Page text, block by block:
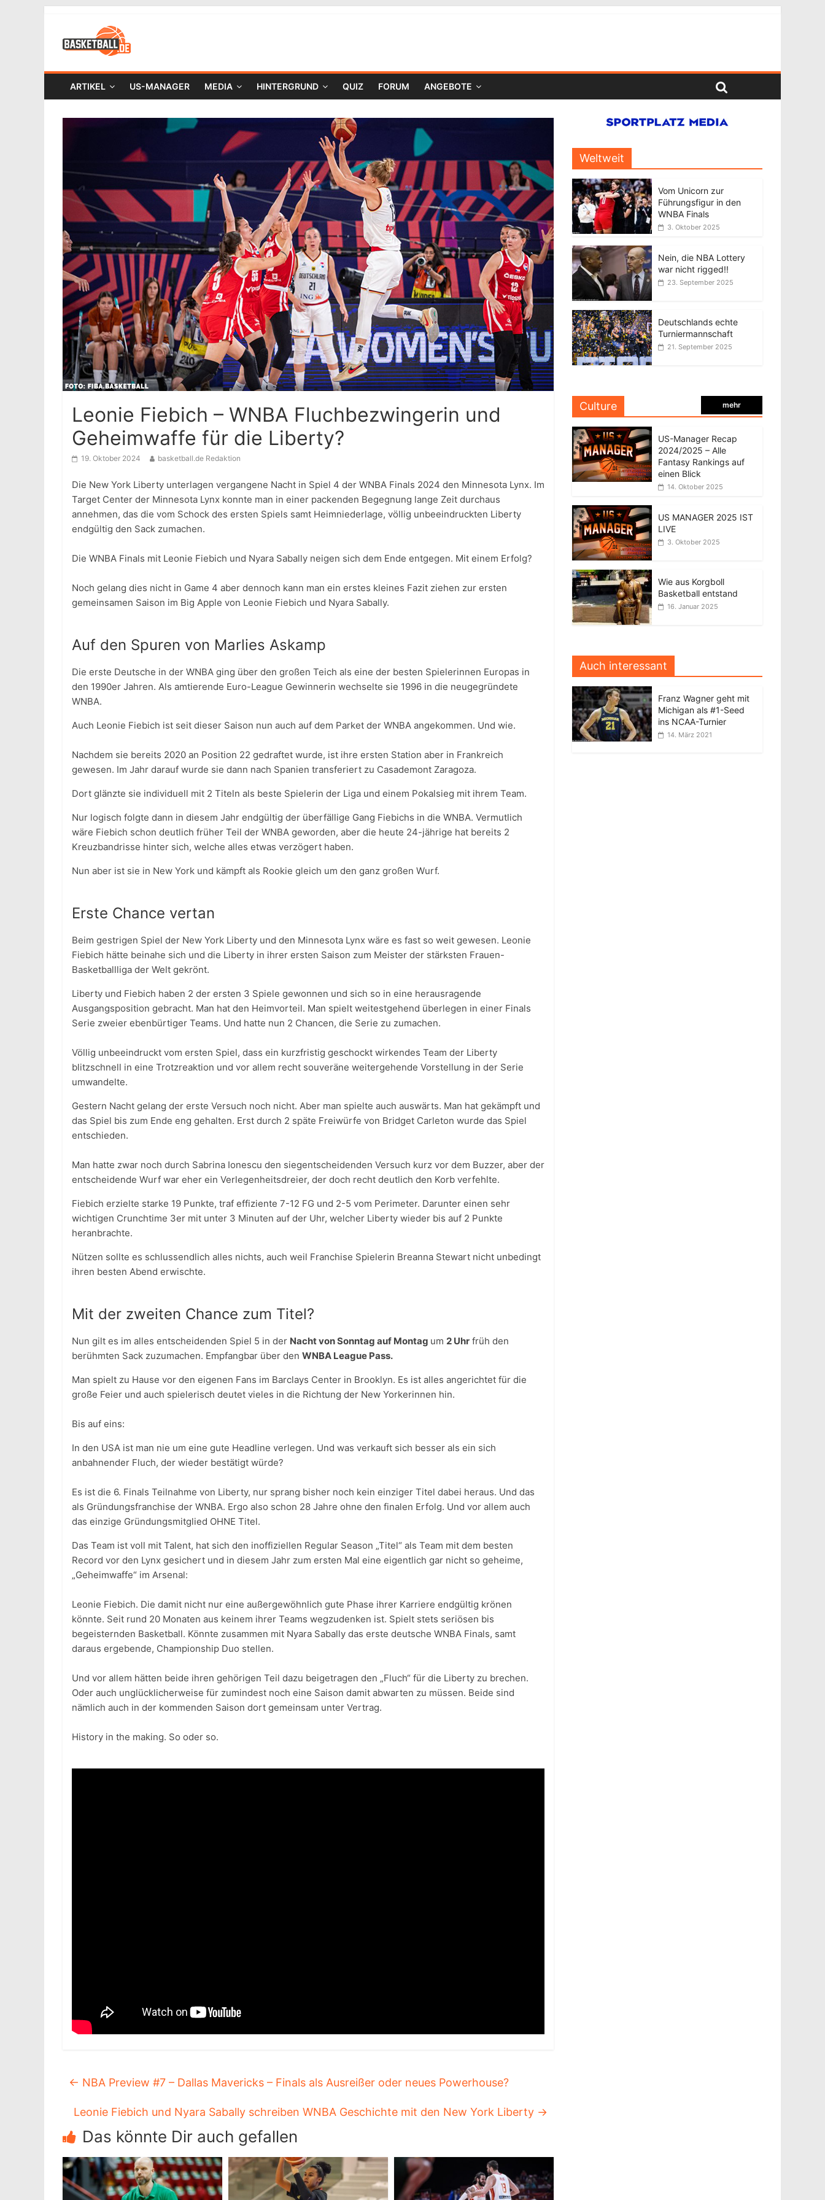
ARTIKEL US-MANAGER MEDIA HINTERGRUND QUIZ FORUM ANGEBOTE
Leonie Fiebich – WNBA Fluchbezwingerin und
Geheimwaffe für die Liberty?
19. Oktober 2024 basketball.de Redaktion
Die New York Liberty unterlagen vergangene Nacht in Spiel 4 der WNBA Finals 2024 den Minnesota Lynx. Im
Target Center der Minnesota Lynx konnte man in einer packenden Begegnung lange Zeit durchaus
annehmen, das die vom Schock des ersten Spiels samt Heimniederlage, völlig unbeeindruckten Liberty
endgültig den Sack zumachen.
Die WNBA Finals mit Leonie Fiebich und Nyara Sabally neigen sich dem Ende entgegen. Mit einem Erfolg?
Noch gelang dies nicht in Game 4 aber dennoch kann man ein erstes kleines Fazit ziehen zur ersten
gemeinsamen Saison im Big Apple von Leonie Fiebich und Nyara Sabally.
Auf den Spuren von Marlies Askamp
Die erste Deutsche in der WNBA ging über den großen Teich als eine der besten Spielerinnen Europas in
den 1990er Jahren. Als amtierende Euro-League Gewinnerin wechselte sie 1996 in die neugegründete
WNBA.
Auch Leonie Fiebich ist seit dieser Saison nun auch auf dem Parket der WNBA angekommen. Und wie.
Nachdem sie bereits 2020 an Position 22 gedraftet wurde, ist ihre ersten Station aber in Frankreich
gewesen. Im Jahr darauf wurde sie dann nach Spanien transferiert zu Casademont Zaragoza.
Dort glänzte sie individuell mit 2 Titeln als beste Spielerin der Liga und einem Pokalsieg mit ihrem Team.
Nur logisch folgte dann in diesem Jahr endgültig der überfällige Gang Fiebichs in die WNBA. Vermutlich
wäre Fiebich schon deutlich früher Teil der WNBA geworden, aber die heute 24-jährige hat bereits 2
Kreuzbandrisse hinter sich, welche alles etwas verzögert haben.
Nun aber ist sie in New York und kämpft als Rookie gleich um den ganz großen Wurf.
Erste Chance vertan
Beim gestrigen Spiel der New York Liberty und den Minnesota Lynx wäre es fast so weit gewesen. Leonie
Fiebich hätte beinahe sich und die Liberty in ihrer ersten Saison zum Meister der stärksten Frauen-
Basketballliga der Welt gekrönt.
Liberty und Fiebich haben 2 der ersten 3 Spiele gewonnen und sich so in eine herausragende
Ausgangsposition gebracht. Man hat den Heimvorteil. Man spielt weitestgehend überlegen in einer Finals
Serie zweier ebenbürtiger Teams. Und hatte nun 2 Chancen, die Serie zu zumachen.
Völlig unbeeindruckt vom ersten Spiel, dass ein kurzfristig geschockt wirkendes Team der Liberty
blitzschnell in eine Trotzreaktion und vor allem recht souveräne weitergehende Vorstellung in der Serie
umwandelte.
Gestern Nacht gelang der erste Versuch noch nicht. Aber man spielte auch auswärts. Man hat gekämpft und
das Spiel bis zum Ende eng gehalten. Erst durch 2 späte Freiwürfe von Bridget Carleton wurde das Spiel
entschieden.
Man hatte zwar noch durch Sabrina Ionescu den siegentscheidenden Versuch kurz vor dem Buzzer, aber der
entscheidende Wurf war eher ein Verlegenheitsdreier, der doch recht deutlich den Korb verfehlte.
Fiebich erzielte starke 19 Punkte, traf effiziente 7-12 FG und 2-5 vom Perimeter. Darunter einen sehr
wichtigen Crunchtime 3er mit unter 3 Minuten auf der Uhr, welcher Liberty wieder bis auf 2 Punkte
heranbrachte.
Nützen sollte es schlussendlich alles nichts, auch weil Franchise Spielerin Breanna Stewart nicht unbedingt
ihren besten Abend erwischte.
Mit der zweiten Chance zum Titel?
Nun gilt es im alles entscheidenden Spiel 5 in der Nacht von Sonntag auf Montag um 2 Uhr früh den
berühmten Sack zuzumachen. Empfangbar über den WNBA League Pass.
Man spielt zu Hause vor den eigenen Fans im Barclays Center in Brooklyn. Es ist alles angerichtet für die
große Feier und auch spielerisch deutet vieles in die Richtung der New Yorkerinnen hin.
Bis auf eins:
In den USA ist man nie um eine gute Headline verlegen. Und was verkauft sich besser als ein sich
anbahnender Fluch, der wieder bestätigt würde?
Es ist die 6. Finals Teilnahme von Liberty, nur sprang bisher noch kein einziger Titel dabei heraus. Und das
als Gründungsfranchise der WNBA. Ergo also schon 28 Jahre ohne den finalen Erfolg. Und vor allem auch
das einzige Gründungsmitglied OHNE Titel.
Das Team ist voll mit Talent, hat sich den inoffiziellen Regular Season „Titel“ als Team mit dem besten
Record vor den Lynx gesichert und in diesem Jahr zum ersten Mal eine eigentlich gar nicht so geheime,
„Geheimwaffe“ im Arsenal:
Leonie Fiebich. Die damit nicht nur eine außergewöhnlich gute Phase ihrer Karriere endgültig krönen
könnte. Seit rund 20 Monaten aus keinem ihrer Teams wegzudenken ist. Spielt stets seriösen bis
begeisternden Basketball. Könnte zusammen mit Nyara Sabally das erste deutsche WNBA Finals, samt
daraus ergebende, Championship Duo stellen.
Und vor allem hätten beide ihren gehörigen Teil dazu beigetragen den „Fluch“ für die Liberty zu brechen.
Oder auch unglücklicherweise für zumindest noch eine Saison damit abwarten zu müssen. Beide sind
nämlich auch in der kommenden Saison dort gemeinsam unter Vertrag.
History in the making. So oder so.
← NBA Preview #7 – Dallas Mavericks – Finals als Ausreißer oder neues Powerhouse?
Leonie Fiebich und Nyara Sabally schreiben WNBA Geschichte mit den New York Liberty →
Das könnte Dir auch gefallen
Weltweit
Vom Unicorn zur
Führungsfigur in den
WNBA Finals
3. Oktober 2025
Nein, die NBA Lottery
war nicht rigged!!
23. September 2025
Deutschlands echte
Turniermannschaft
21. September 2025
Culture mehr
US-Manager Recap
2024/2025 – Alle
Fantasy Rankings auf
einen Blick
14. Oktober 2025
US MANAGER 2025 IST
LIVE
3. Oktober 2025
Wie aus Korgboll
Basketball entstand
16. Januar 2025
Auch interessant
Franz Wagner geht mit
Michigan als #1-Seed
ins NCAA-Turnier
14. März 2021